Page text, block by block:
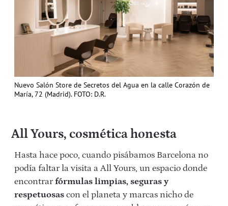
Nuevo Salón Store de Secretos del Agua en la calle Corazón de
María, 72 (Madrid). FOTO: D.R.
All Yours, cosmética honesta
Hasta hace poco, cuando pisábamos Barcelona no
podía faltar la visita a All Yours, un espacio donde
encontrarfórmulas limpias, seguras y
respetuosas con el planeta y marcas nicho de